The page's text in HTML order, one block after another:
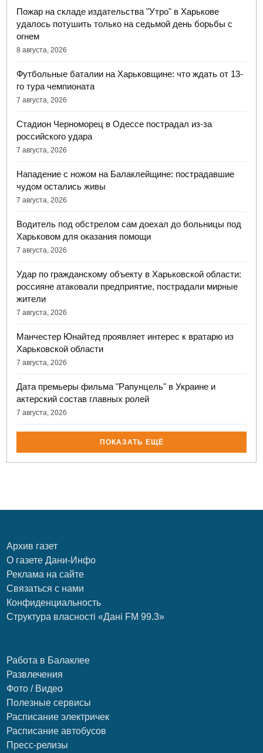
Пожар на складе издательства "Утро" в Харькове
удалось потушить только на седьмой день борьбы с
огнем
8 августа, 2026
Футбольные баталии на Харьковщине: что ждать от 13-
го тура чемпионата
7 августа, 2026
Стадион Черноморец в Одессе пострадал из-за
российского удара
7 августа, 2026
Нападение с ножом на Балаклейщине: пострадавшие
чудом остались живы
7 августа, 2026
Водитель под обстрелом сам доехал до больницы под
Харьковом для оказания помощи
7 августа, 2026
Удар по гражданскому объекту в Харьковской области:
россияне атаковали предприятие, пострадали мирные
жители
7 августа, 2026
Манчестер Юнайтед проявляет интерес к вратарю из
Харьковской области
7 августа, 2026
Дата премьеры фильма "Рапунцель" в Украине и
актерский состав главных ролей
7 августа, 2026
ПОКАЗАТЬ ЕЩЁ
Архив газет
О газете Дани-Инфо
Реклама на сайте
Связаться с нами
Конфиденциальность
Структура власності «Дані FM 99.3»
Работа в Балаклее
Развлечения
Фото / Видео
Полезные сервисы
Расписание электричек
Расписание автобусов
Пресс-релизы